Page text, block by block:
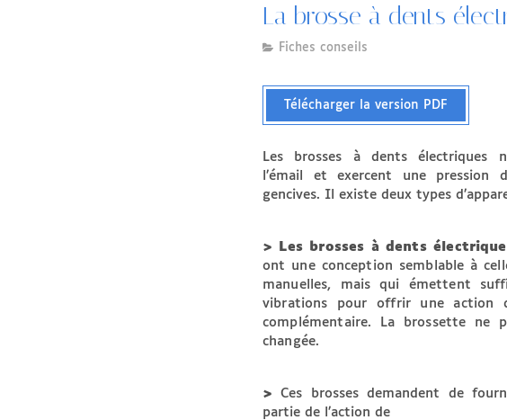
La brosse à dents
Fiches conseils
Télécharger la version PDF
Les brosses à dents électriques
l’émail et exercent une pression
gencives. Il existe deux types
> Les brosses à dents
ont une conception semblable à
manuelles, mais qui émettent
vibrations pour offrir une action
complémentaire. La brossette ne
changée.
> Ces brosses demandent de
partie de l’action de